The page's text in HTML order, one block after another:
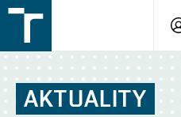
v
Brně
AKTUALITY